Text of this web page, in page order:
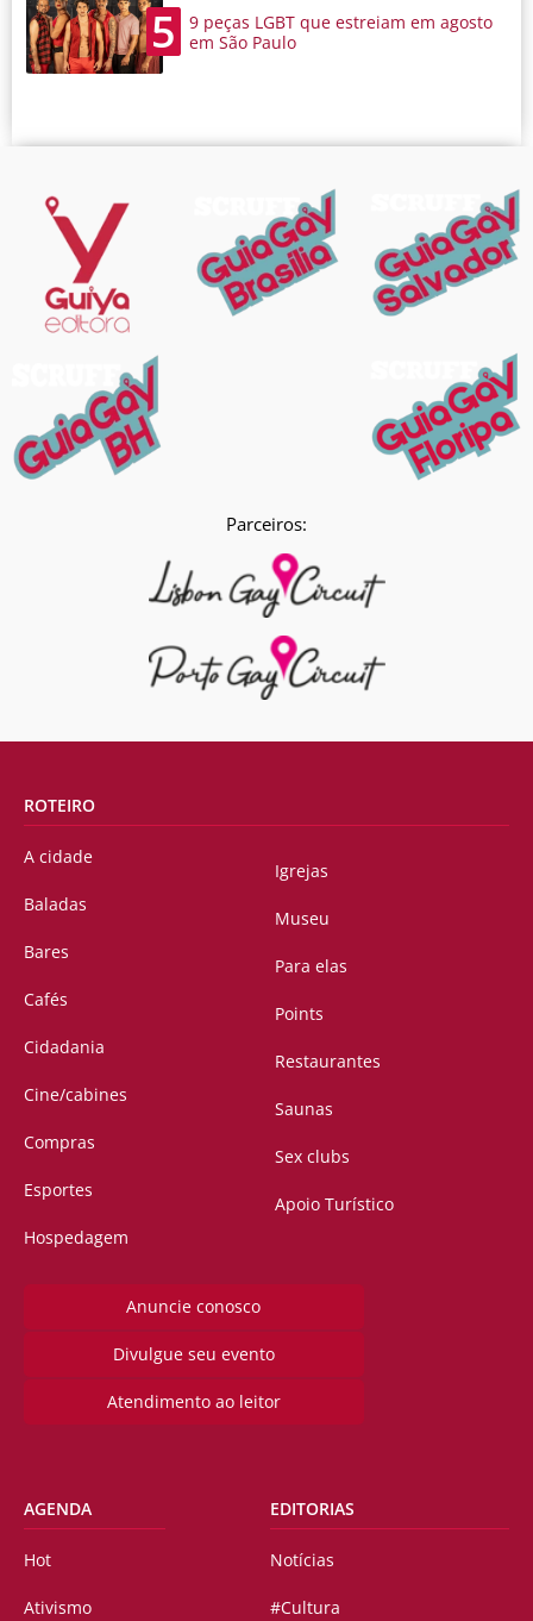
5
9 peças LGBT que estreiam em agosto
em São Paulo
Parceiros:
ROTEIRO
A cidade
Baladas
Bares
Cafés
Cidadania
Cine/cabines
Compras
Esportes
Hospedagem
Igrejas
Museu
Para elas
Points
Restaurantes
Saunas
Sex clubs
Apoio Turístico
Anuncie conosco
Divulgue seu evento
Atendimento ao leitor
AGENDA
Hot
Ativismo
EDITORIAS
Notícias
#Cultura